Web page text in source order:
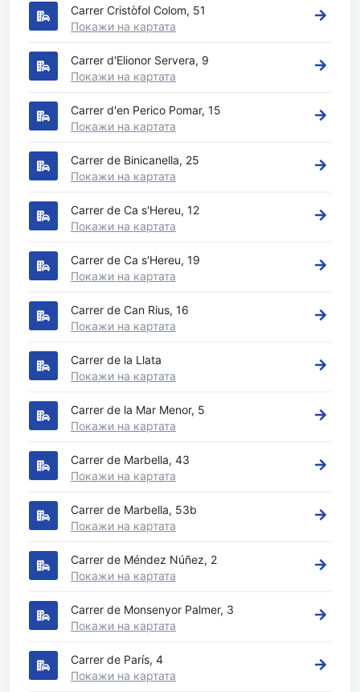
Carrer Cristòfol Colom, 51
Покажи на картата
Carrer d'Elionor Servera, 9
Покажи на картата
Carrer d'en Perico Pomar, 15
Покажи на картата
Carrer de Binicanella, 25
Покажи на картата
Carrer de Ca s'Hereu, 12
Покажи на картата
Carrer de Ca s'Hereu, 19
Покажи на картата
Carrer de Can Rius, 16
Покажи на картата
Carrer de la Llata
Покажи на картата
Carrer de la Mar Menor, 5
Покажи на картата
Carrer de Marbella, 43
Покажи на картата
Carrer de Marbella, 53b
Покажи на картата
Carrer de Méndez Núñez, 2
Покажи на картата
Carrer de Monsenyor Palmer, 3
Покажи на картата
Carrer de París, 4
Покажи на картата